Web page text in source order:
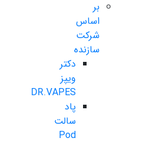
بر
اساس
شرکت
سازنده
دکتر
ویپز
DR.VAPES
پاد
سالت
Pod